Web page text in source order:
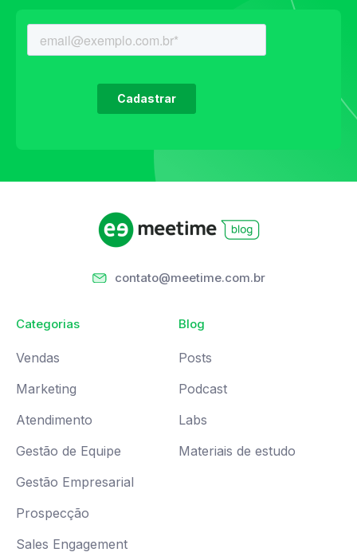
contato@meetime.com.br
Categorias
Vendas
Marketing
Atendimento
Gestão de Equipe
Gestão Empresarial
Prospecção
Sales Engagement
Blog
Posts
Podcast
Labs
Materiais de estudo